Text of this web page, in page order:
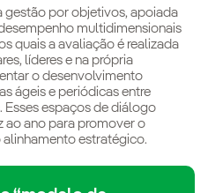
gestão por objetivos, apoiada
multidimensionais
quais a avaliação é realizada
líderes e na própria
o desenvolvimento
ágeis e periódicas entre
Esses espaços de diálogo
ao ano para promover o
estratégico.